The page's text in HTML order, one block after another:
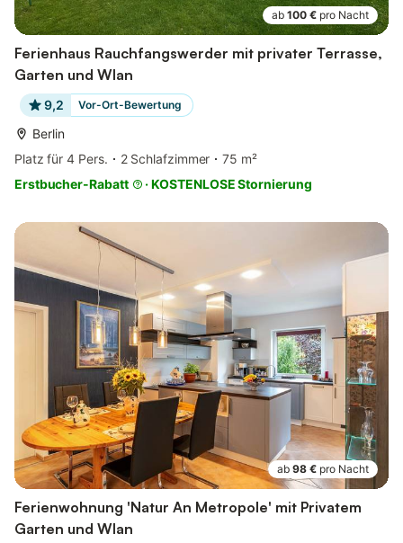
ab 100 € pro Nacht
Ferienhaus Rauchfangswerder mit privater Terrasse,
Garten und Wlan
9,2 Vor-Ort-Bewertung
Berlin
Platz für 4 Pers.
2 Schlafzimmer
75 m²
Erstbucher-Rabatt
·KOSTENLOSE Stornierung
ab 98 € pro Nacht
Ferienwohnung 'Natur An Metropole' mit Privatem
Garten und Wlan